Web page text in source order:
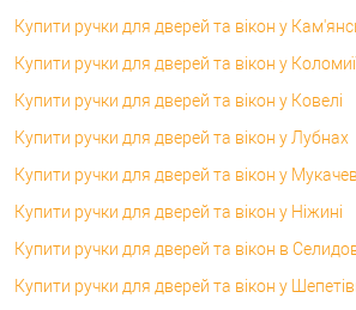
Купити ручки для дверей та вікон у
Купити ручки для дверей та вікон у Коломиї
Купити ручки для дверей та вікон у Ковелі
Купити ручки для дверей та вікон у Лубнах
Купити ручки для дверей та вікон у
Купити ручки для дверей та вікон у Ніжині
Купити ручки для дверей та вікон в
Купити ручки для дверей та вікон у